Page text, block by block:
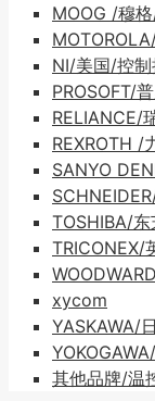
MOOG /穆
NI/美国/控
PROSOFT/
RELIANCE/
REXROTH /
SANYO
TOSHIBA/
TRICONEX/
xycom
YASKAWA/
其他品牌/温